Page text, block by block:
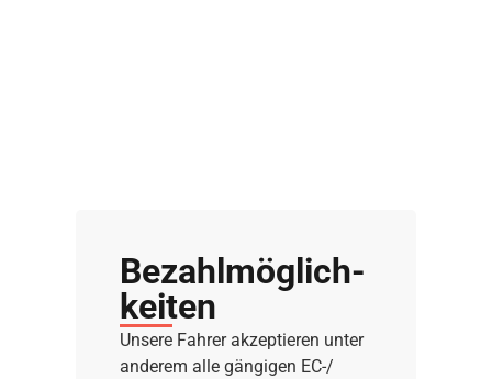
Bezahl­möglich­
keiten
Unsere Fahrer akzeptieren unter
anderem alle gängigen EC-/